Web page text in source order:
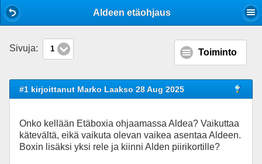
Aldeen etäohjaus
Sivuja: 1 Toiminto
#1 kirjoittanut Marko Laakso 28 Aug 2025
Onko kellään Etäboxia ohjaamassa Aldea? Vaikuttaa
kätevältä, eikä vaikuta olevan vaikea asentaa Aldeen.
Boxin lisäksi yksi rele ja kiinni Alden piirikortille?